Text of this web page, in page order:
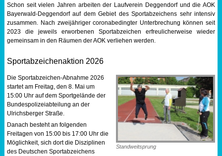
Schon seit vielen Jahren arbeiten der Laufverein Deggendorf und die AOK
Bayerwald-Deggendorf auf dem Gebiet des Sportabzeichens sehr intensiv
zusammen. Nach zweijähriger coronabedingter Unterbrechung können seit
2023 die jeweils erworbenen Sportabzeichen erfreulicherweise wieder
gemeinsam in den Räumen der AOK verliehen werden.
Sportabzeichenaktion 2026
Standweitsprung
Die Sportabzeichen-Abnahme 2026
startet am Freitag, den 8. Mai um
15:00 Uhr auf dem Sportgelände der
Bundespolizeiabteilung an der
Ulrichsberger Straße.
Danach besteht an folgenden
Freitagen von 15:00 bis 17:00 Uhr die
Möglichkeit, sich dort die Disziplinen
des Deutschen Sportabzeichens